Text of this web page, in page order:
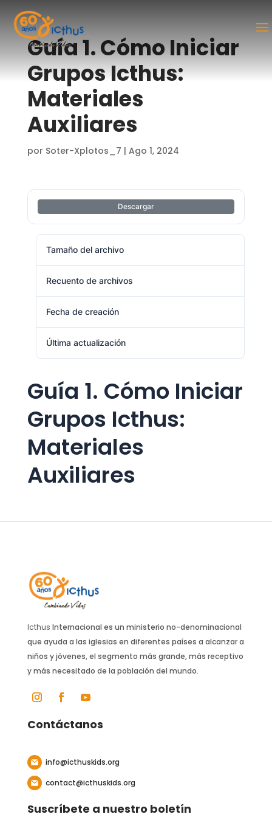
Guía 1. Cómo Iniciar
Grupos Icthus:
Materiales
Auxiliares
por Soter-Xplotos_7 | Ago 1, 2024
Descargar
Tamaño del archivo
Recuento de archivos
Fecha de creación
Última actualización
Guía 1. Cómo Iniciar
Grupos Icthus:
Materiales
Auxiliares
Icthus Internacional es un ministerio no-denominacional
que ayuda a las iglesias en diferentes países a alcanzar a
niños y jóvenes, el segmento más grande, más receptivo
y más necesitado de la población del mundo.
Contáctanos
info@icthuskids.org
contact@icthuskids.org
Suscríbete a nuestro boletín